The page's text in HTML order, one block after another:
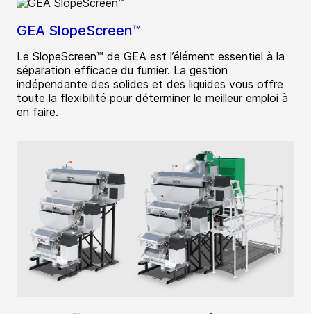
GEA SlopeScreen™
Le SlopeScreen™ de GEA est l’élément essentiel à la
séparation efficace du fumier. La gestion
indépendante des solides et des liquides vous offre
toute la flexibilité pour déterminer le meilleur emploi à
en faire.